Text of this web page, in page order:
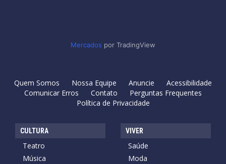
Mercados por TradingView
Quem Somos Nossa Equipe Anuncie
Acessibilidade
Comunicar Erros
Contato
Perguntas Frequentes
Política de Privacidade
CULTURA
Teatro
Música
VIVER
Saúde
Moda